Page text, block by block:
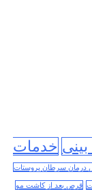
خدمات
درمان سرطان پروستات
قرص بعد از کاشت مو